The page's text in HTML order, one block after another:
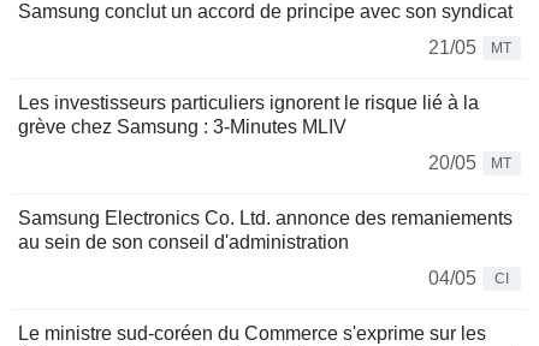
Samsung conclut un accord de principe avec son syndicat
21/05
MT
Les investisseurs particuliers ignorent le risque lié à la
grève chez Samsung : 3-Minutes MLIV
20/05
MT
Samsung Electronics Co. Ltd. annonce des remaniements
au sein de son conseil d'administration
04/05
CI
Le ministre sud-coréen du Commerce s'exprime sur les